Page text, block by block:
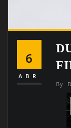
6
ABR
By